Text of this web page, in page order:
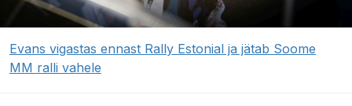
Evans vigastas ennast Rally Estonial ja jätab Soome
MM ralli vahele